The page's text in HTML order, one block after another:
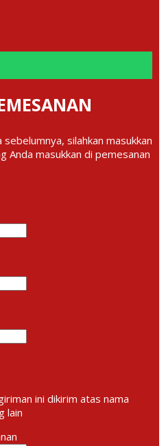
silahkan masukkan
Anda masukkan di pemesanan
ini dikirim atas nama
lain